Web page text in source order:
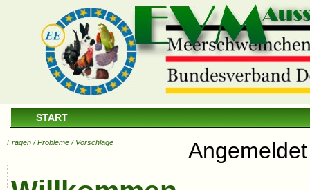
START
Fragen / Probleme / Vorschläge